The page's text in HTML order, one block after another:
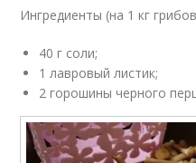
Ингредиенты (на 1 кг
40 г соли;
1 лавровый листик;
2 горошины черного